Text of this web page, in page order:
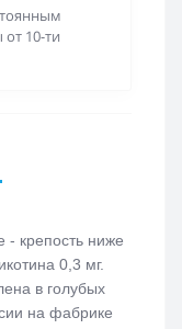
10-ти
крепость ниже
0,3 мг.
в голубых
на фабрике